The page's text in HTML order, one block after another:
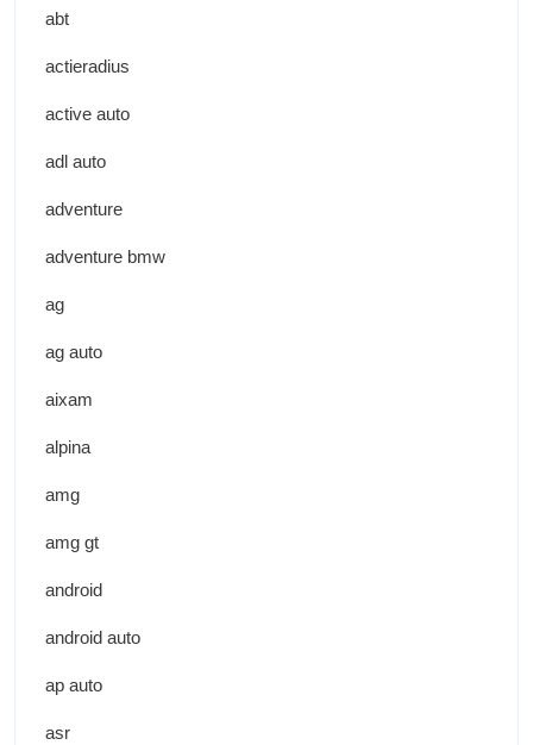
abt
actieradius
active auto
adl auto
adventure
adventure bmw
ag
ag auto
aixam
alpina
amg
amg gt
android
android auto
ap auto
asr